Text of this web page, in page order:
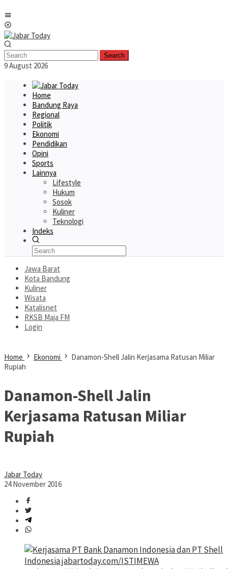
to
content
Search
9 August 2026
Home
Bandung Raya
Regional
Politik
Ekonomi
Pendidikan
Opini
Sports
Lainnya
Lifestyle
Hukum
Sosok
Kuliner
Teknologi
Indeks
Jawa Barat
Kota Bandung
Kuliner
Wisata
Katalisnet
RKSB Maja FM
Login
Home Ekonomi
Danamon-Shell Jalin Kerjasama Ratusan Miliar
Rupiah
Danamon-Shell Jalin
Kerjasama Ratusan Miliar
Rupiah
Jabar Today
24 November 2016